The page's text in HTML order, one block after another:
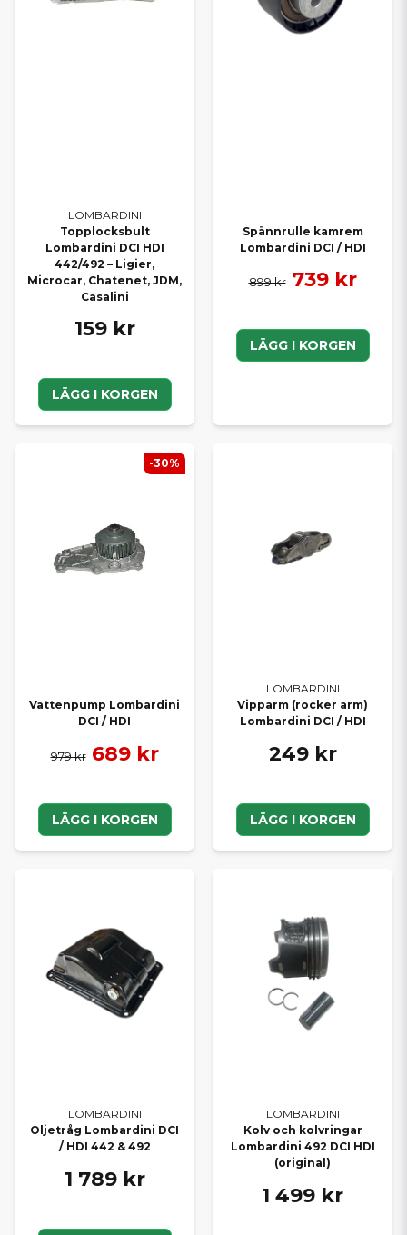
LOMBARDINI
Topplocksbult
Lombardini DCI HDI
442/492 – Ligier,
Microcar, Chatenet, JDM,
Casalini
159 kr
LÄGG I KORGEN
Spännrulle kamrem
Lombardini DCI / HDI
899 kr 739 kr
LÄGG I KORGEN
Vattenpump Lombardini
DCI / HDI
979 kr 689 kr
LÄGG I KORGEN
-30%
LOMBARDINI
Vipparm (rocker arm)
Lombardini DCI / HDI
249 kr
LÄGG I KORGEN
LOMBARDINI
Oljetråg Lombardini DCI
/ HDI 442 & 492
1 789 kr
LOMBARDINI
Kolv och kolvringar
Lombardini 492 DCI HDI
(original)
1 499 kr